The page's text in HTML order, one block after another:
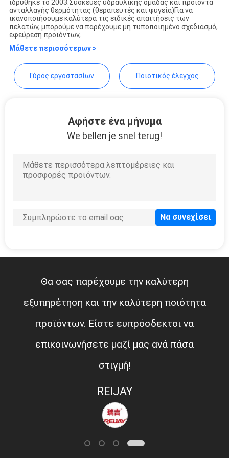
WEBSITE
SITEMAP
PRIVACY
POLICY
ιδρύθηκε το 2003.Συσκευές υδραυλικής ομάδας και προϊόντα
ανταλλαγής θερμότητας (θεραπευτές και ψυγεία)Για να
ικανοποιήσουμε καλύτερα τις ειδικές απαιτήσεις των
πελατών, μπορούμε να παρέχουμε μη τυποποιημένο σχεδιασμό,
εφεύρεση προϊόντων,
Μάθετε περισσότερων >
Γύρος εργοστασίων Ποιοτικός έλεγχος
Αφήστε ένα μήνυμα
We bellen je snel terug!
Θα σας παρέχουμε την καλύτερη
εξυπηρέτηση και την καλύτερη ποιότητα
προϊόντων. Είστε ευπρόσδεκτοι να
επικοινωνήσετε μαζί μας ανά πάσα
στιγμή!
REIJAY